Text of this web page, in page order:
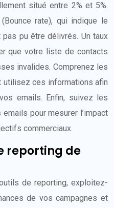
situé entre 2% et 5%.
rate), qui indique le
pas pu être délivrés. Un taux
que votre liste de contacts
invalides. Comprenez les
ces informations afin
emails. Enfin, suivez les
pour mesurer l’impact
commerciaux.
reporting de
de reporting, exploitez-
de vos campagnes et